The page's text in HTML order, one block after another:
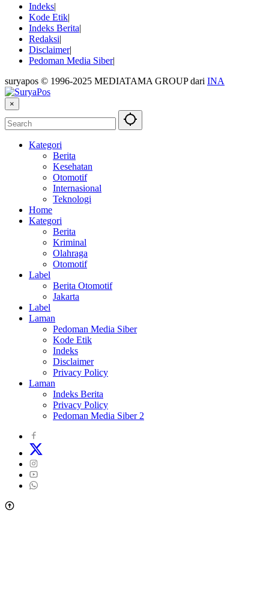
Indeks
Kode Etik
Indeks Berita
Redaksi
Disclaimer
Pedoman Media Siber
suryapos © 1996-2025 MEDIATAMA GROUP dari INA
×
Kategori
Berita
Kesehatan
Otomotif
Internasional
Teknologi
Home
Kategori
Berita
Kriminal
Olahraga
Otomotif
Label
Berita Otomotif
Jakarta
Label
Laman
Pedoman Media Siber
Kode Etik
Indeks
Disclaimer
Privacy Policy
Laman
Indeks Berita
Privacy Policy
Pedoman Media Siber 2